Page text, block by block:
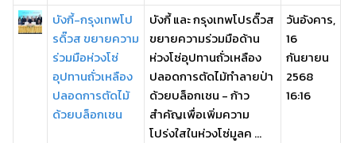
บังกี้-กรุงเทพโป
รดิ๊วส ขยายความ
ร่วมมือห่วงโซ่
อุปทานถั่วเหลือง
ปลอดการตัดไม้
ด้วยบล็อกเชน
บังกี้ และ กรุงเทพโปรดิ๊วส
ขยายความร่วมมือด้าน
ห่วงโซ่อุปทานถั่วเหลือง
ปลอดการตัดไม้ทำลายป่า
ด้วยบล็อกเชน - ก้าว
สำคัญเพื่อเพิ่มความ
โปร่งใสในห่วงโซ่มูลค ...
วันอังคาร,
16
กันยายน
2568
16:16